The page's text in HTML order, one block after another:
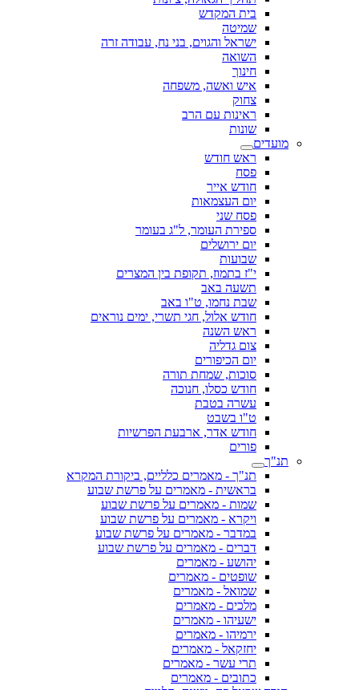
בית המקדש
שמיטה
ישראל והגוים, בני נח, עבודה זרה
השואה
חינוך
איש ואשה, משפחה
צחוק
ראינות עם הרב
שונות
מועדים
ראש חודש
פסח
חודש אייר
יום העצמאות
פסח שני
ספירת העומר, ל"ג בעומר
יום ירושלים
שבועות
י"ז בתמוז, תקופת בין המצרים
תשעה באב
שבת נחמו, ט"ו באב
חודש אלול, חגי תשרי, ימים נוראים
ראש השנה
צום גדליה
יום הכיפורים
סוכות, שמחת תורה
חודש כסלו, חנוכה
עשרה בטבת
ט"ו בשבט
חודש אדר, ארבעת הפרשיות
פורים
תנ"ך
תנ"ך - מאמרים כלליים, ביקורת המקרא
בראשית - מאמרים על פרשת שבוע
שמות - מאמרים על פרשת שבוע
ויקרא - מאמרים על פרשת שבוע
במדבר - מאמרים על פרשת שבוע
דברים - מאמרים על פרשת שבוע
יהושע - מאמרים
שופטים - מאמרים
שמואל - מאמרים
מלכים - מאמרים
ישעיהו - מאמרים
ירמיהו - מאמרים
יחזקאל - מאמרים
תרי עשר - מאמרים
כתובים - מאמרים